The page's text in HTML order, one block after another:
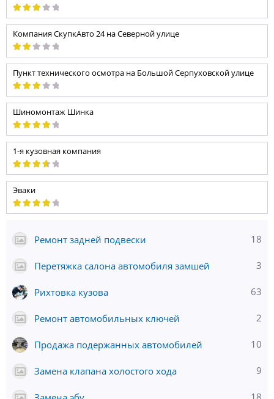
Компания СкупкАвто 24 на Северной улице
Пункт технического осмотра на Большой Серпуховской улице
Шиномонтаж Шинка
1-я кузовная компания
Эваки
Ремонт задней подвески 18
Перетяжка салона автомобиля замшей 3
Рихтовка кузова 63
Ремонт автомобильных ключей 2
Продажа подержанных автомобилей 10
Замена клапана холостого хода 9